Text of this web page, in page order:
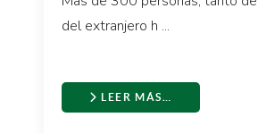
del extranjero h ...
LEER MÁS…